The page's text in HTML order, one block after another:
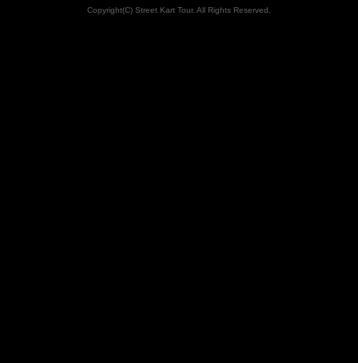
Copyright(C) Street Kart Tour. All Rights Reserved.